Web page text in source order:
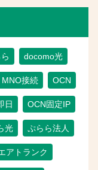
docomo光
MNO接続 OCN
日 OCN固定IP
光 ぷらら法人
アトランク